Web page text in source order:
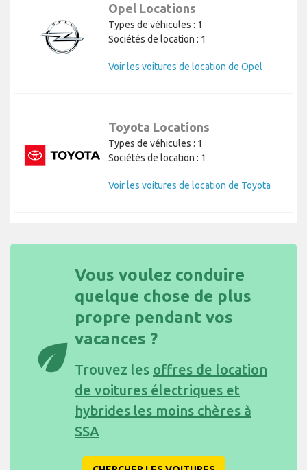
Opel Locations
Types de véhicules : 1
Sociétés de location : 1
Voir les voitures de location de Opel
Toyota Locations
Types de véhicules : 1
Sociétés de location : 1
Voir les voitures de location de Toyota
eco
Vous voulez conduire
quelque chose de plus
propre pendant vos
vacances ?
Trouvez les offres de location
de voitures électriques et
hybrides les moins chères à
SSA